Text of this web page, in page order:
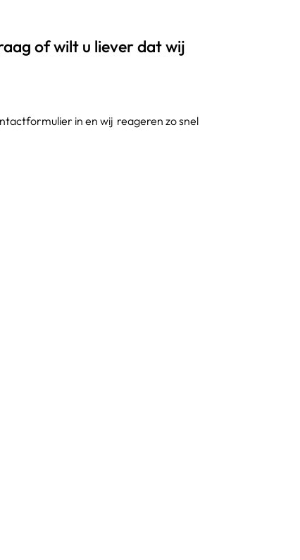
of wilt u liever dat wij
in en wij reageren zo snel